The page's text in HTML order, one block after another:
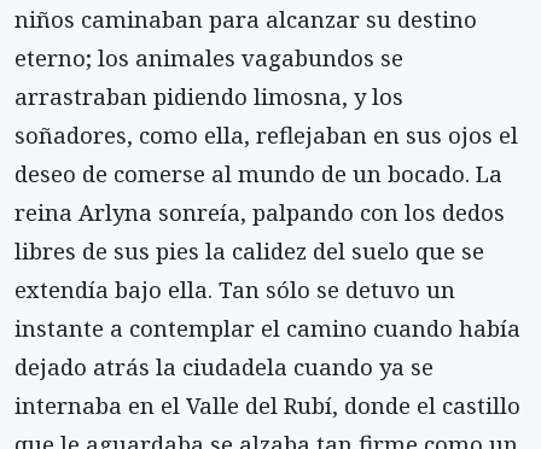
niños caminaban para alcanzar su destino
eterno; los animales vagabundos se
arrastraban pidiendo limosna, y los
soñadores, como ella, reflejaban en sus ojos el
deseo de comerse al mundo de un bocado. La
reina Arlyna sonreía, palpando con los dedos
libres de sus pies la calidez del suelo que se
extendía bajo ella. Tan sólo se detuvo un
instante a contemplar el camino cuando había
dejado atrás la ciudadela cuando ya se
internaba en el Valle del Rubí, donde el castillo